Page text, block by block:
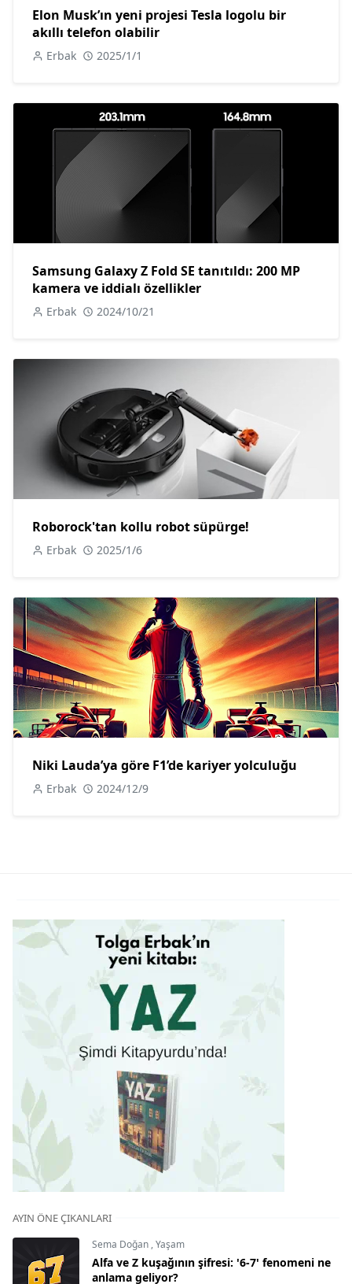
Elon Musk’ın yeni projesi Tesla logolu bir
akıllı telefon olabilir
Erbak 2025/1/1
Samsung Galaxy Z Fold SE tanıtıldı: 200 MP
kamera ve iddialı özellikler
Erbak 2024/10/21
Roborock'tan kollu robot süpürge!
Erbak 2025/1/6
Niki Lauda’ya göre F1’de kariyer yolculuğu
Erbak 2024/12/9
AYIN ÖNE ÇIKANLARI
Sema Doğan ,Yaşam
Alfa ve Z kuşağının şifresi: '6-7' fenomeni ne
anlama geliyor?